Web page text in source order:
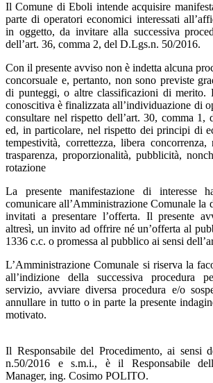
Il Comune di Eboli intende acquisire
parte di operatori economici interessati
in oggetto, da invitare alla successiva
dell’art. 36, comma 2, del D.Lgs.n. 50/2016.
Con il presente avviso non è indetta alcuna
concorsuale e, pertanto, non sono previste
di punteggi, o altre classificazioni di merito.
conoscitiva è finalizzata all’individuazione di
consultare nel rispetto dell’art. 30, comma 1,
ed, in particolare, nel rispetto dei principi di
tempestività, correttezza, libera concorrenza,
trasparenza, proporzionalità, pubblicità,
rotazione
La presente manifestazione di
comunicare all’Amministrazione Comunale la
invitati a presentare l’offerta. Il presente
altresì, un invito ad offrire né un’offerta al
1336 c.c. o promessa al pubblico ai sensi
L’Amministrazione Comunale si riserva la
all’indizione della successiva procedura
servizio, avviare diversa procedura e/o
annullare in tutto o in parte la presente
motivato.
Il Responsabile del Procedimento, ai sensi
n.50/2016 e s.m.i., è il Responsabile
Manager, ing. Cosimo POLITO.